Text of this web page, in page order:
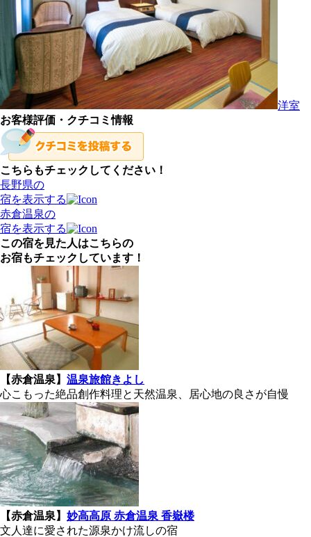
洋室
お客様評価・クチコミ情報
こちらもチェックしてください！
長野県の
宿を表示する
赤倉温泉の
宿を表示する
この宿を見た人はこちらの
お宿もチェックしています！
【赤倉温泉】 温泉旅館きよし
心こもった絶品創作料理と天然温泉、居心地の良さが自慢
【赤倉温泉】 妙高高原 赤倉温泉 香嶽楼
文人達に愛された源泉かけ流しの宿